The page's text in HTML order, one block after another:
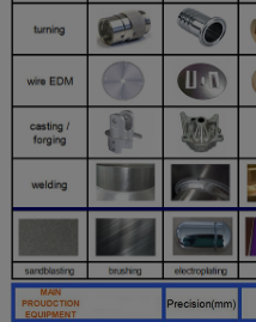
Στίλβωση
Επιχρωμίωση